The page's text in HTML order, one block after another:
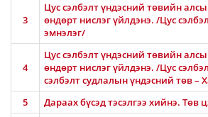
3
Цус сэлбэлт үндэсний төвийн
өндөрт нислэг үйлдэнэ. /Цус
эмнэлэг/
4
Цус сэлбэлт үндэсний төвийн
өндөрт нислэг үйлдэнэ. /Цус
сэлбэлт судлалын үндэсний төв –
5
Дараах бүсэд тэсэлгээ хийнэ. Төв